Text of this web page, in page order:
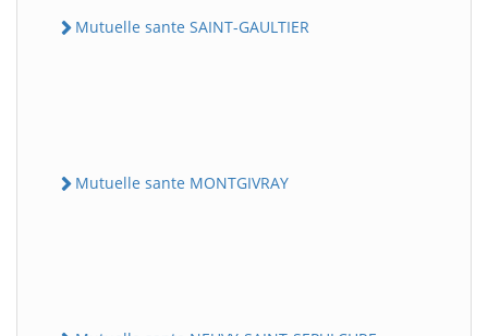
Mutuelle sante SAINT-GAULTIER
Mutuelle sante MONTGIVRAY